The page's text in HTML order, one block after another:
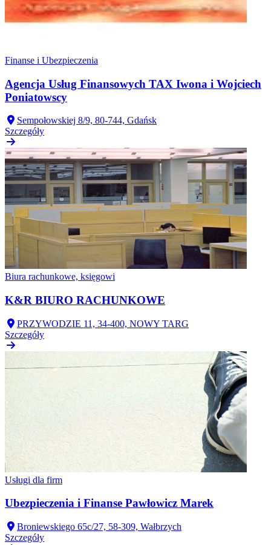
Finanse i Ubezpieczenia
Agencja Usług Finansowych TAX Iwona i Wojciech
Poniatowscy
Sempołowskiej 8/9, 80-744, Gdańsk
Szczegóły
Biura rachunkowe, księgowi
K&R BIURO RACHUNKOWE
PRZYWODZIE 11, 34-400, NOWY TARG
Szczegóły
Usługi dla firm
Ubezpieczenia i Finanse Pawłowicz Marek
Broniewskiego 65c/27, 58-309, Wałbrzych
Szczegóły